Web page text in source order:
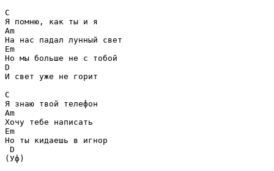
C
Am
Em
D
И свет уже не горит
C
Am
Em
D
(Уф)